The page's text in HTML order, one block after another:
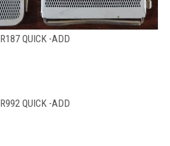
R187 QUICK -ADD
R992 QUICK -ADD